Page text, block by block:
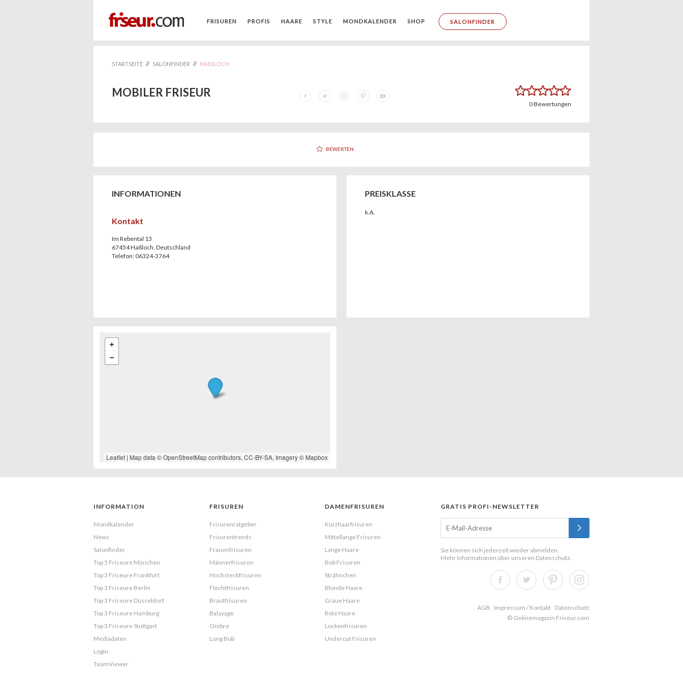
FRISUREN PROFIS HAARE STYLE MONDKALENDER SHOP SALONFINDER
STARTSEITE // SALONFINDER // HASSLOCH
MOBILER FRISEUR
0Bewertungen
BEWERTEN
INFORMATIONEN
Kontakt
Im Rebental 13
67454Haßloch, Deutschland
Telefon: 06324-3764
PREISKLASSE
k.A.
Leaflet| Map data ©OpenStreetMapcontributors, CC-BY-SA, Imagery © Mapbox
INFORMATION
Mondkalender
News
Salonfinder
Top 5 Friseure München
Top 3 Friseure Frankfurt
Top 3 Friseure Berlin
Top 3 Friseure Düsseldorf
Top 3 Friseure Hamburg
Top 3 Friseure Stuttgart
Mediadaten
Login
TeamViewer
FRISUREN
Frisurenratgeber
Frisurentrends
Frauenfrisuren
Männerfrisuren
Hochsteckfrisuren
Flechtfrisuren
Brautfrisuren
Balayage
Ombre
Long Bob
DAMENFRISUREN
Kurzhaarfrisuren
Mittellange Frisuren
Lange Haare
Bob Frisuren
Strähnchen
Blonde Haare
Graue Haare
Rote Haare
Lockenfrisuren
Undercut Frisuren
GRATIS PROFI-NEWSLETTER
Sie können sich jederzeit wieder abmelden.
Mehr Informationen über unseren Datenschutz.
AGB Impressum / Kontakt
Datenschutz
© Onlinemagazin Friseur.com